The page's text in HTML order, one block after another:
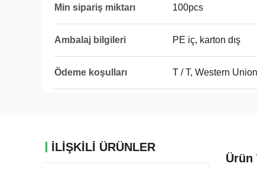
Min sipariş miktarı 100pcs
Ambalaj bilgileri PE iç, karton dış
Ödeme koşulları T / T, Western Union
İLIŞKILI ÜRÜNLER
Ürün